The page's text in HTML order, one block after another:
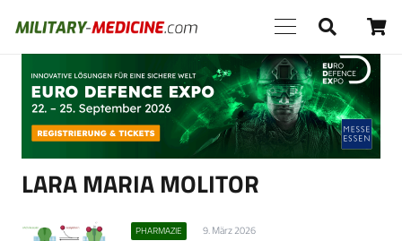
Anzeige
LARA MARIA MOLITOR
PHARMAZIE 9. März 2026